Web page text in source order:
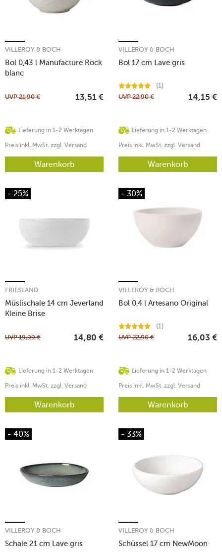
Bol 0,43 l Manufacture Rock
blanc
VILLEROY & BOCH
Lieferung in 1-2 Werktagen
UVP21,90 € 13,51 €
Preis inkl. MwSt. zzgl. Versand
Warenkorb
Bol 17 cm Lave gris
VILLEROY & BOCH
(1)
Lieferung in 1-2 Werktagen
UVP22,90 € 14,15 €
Preis inkl. MwSt. zzgl. Versand
Warenkorb
- 25%
Müslischale 14 cm Jeverland
Kleine Brise
FRIESLAND
Lieferung in 1-2 Werktagen
UVP19,99 € 14,80 €
Preis inkl. MwSt. zzgl. Versand
Warenkorb
- 30%
Bol 0,4 l Artesano Original
VILLEROY & BOCH
(1)
Lieferung in 1-2 Werktagen
UVP22,90 € 16,03 €
Preis inkl. MwSt. zzgl. Versand
Warenkorb
- 40%
Schale 21 cm Lave gris
VILLEROY & BOCH
- 33%
Schüssel 17 cm NewMoon
VILLEROY & BOCH